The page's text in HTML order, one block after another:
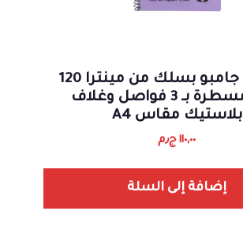
كشكول جامبو بسلك من مينترا 120
ورقة مسطرة بـ 3 فواصل وغلاف
بلاستيك مقاس A4
١١٠,٠٠ ج٫م
إضافة إلى السلة